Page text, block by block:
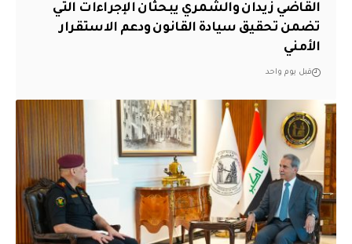
القاضي زيدان والشمري يبحثان الإجراءات التي
تضمن تحقيق سيادة القانون ودعم الاستقرار
الأمني
قبل يوم واحد